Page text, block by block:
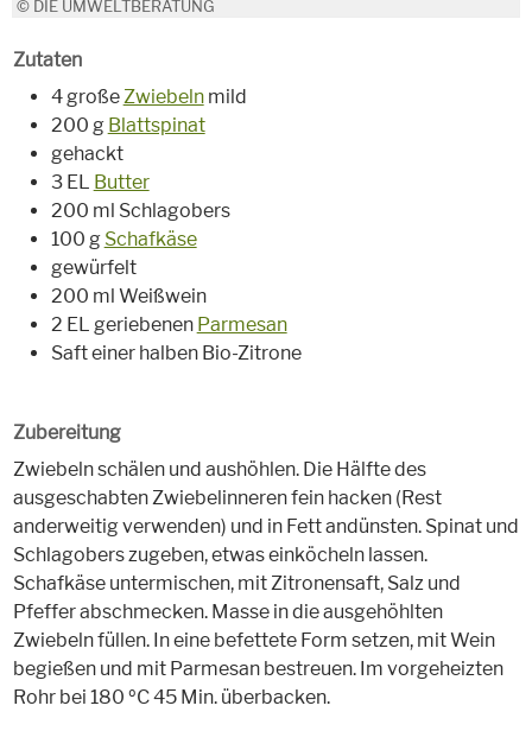
© DIE UMWELTBERATUNG
Zutaten
4 großeZwiebelnmild
200 g Blattspinat
gehackt
3 EL Butter
200 ml Schlagobers
100 g Schafkäse
gewürfelt
200 ml Weißwein
2 EL geriebenen Parmesan
Saft einer halben Bio-Zitrone
Zubereitung
Zwiebeln schälen und aushöhlen. Die Hälfte des
ausgeschabten Zwiebelinneren fein hacken (Rest
anderweitig verwenden) und in Fett andünsten. Spinat und
Schlagobers zugeben, etwas einköcheln lassen.
Schafkäse untermischen, mit Zitronensaft, Salz und
Pfeffer abschmecken. Masse in die ausgehöhlten
Zwiebeln füllen. In eine befettete Form setzen, mit Wein
begießen und mit Parmesan bestreuen. Im vorgeheizten
Rohr bei 180 ºC 45 Min. überbacken.